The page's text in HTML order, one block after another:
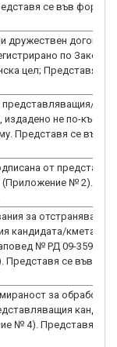
се във формат
дружествен договор,
по Закона
цел; Представя се
не по-късно
Представя се във
от
(Приложение № 2).
за отстраняване,
кандидата/кмета на
№ РД 09-359 от
Представя се във
за
№ 4). Представя се